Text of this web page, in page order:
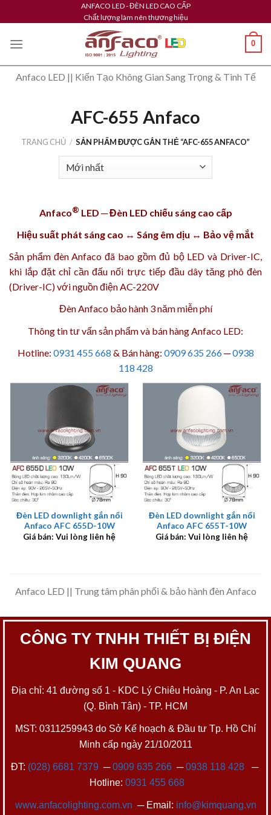
to
content
ANFACO LED - ĐÈN LED CAO CẤP
Chất lượng làm nên thương hiệu
0
Anfaco LED || Kiến Tạo Không Gian Sang Trọng & Tinh Tế
AFC-655 Anfaco
TRANG CHỦ / SẢN PHẨM ĐƯỢC GẮN THẺ “AFC-655 ANFACO”
Anfaco® LED ─ Đèn LED chiếu sáng cao cấp
Hiệu suất phát sáng cao ↔ Sáng êm dịu ↔ Bảo vệ mắt
Sản phẩm đèn Anfaco đã bao gồm đủ bộ LED và Driver-IC,
khi lắp đặt chỉ cần đấu nối trực tiếp đầu dây tăng phô đèn
(Driver-IC) với nguồn điện AC-220V
Đèn Anfaco bảo hành 3 nămmiễn phí
Thông tin tư vấn sản phẩm và bán hàng Anfaco LED:
Hotline: 0931 455 668 & Bán hàng: 0909 635 266─0938
118 428
Đèn LED downlight gắn nổi
Anfaco AFC 655D-10W
Giá bán: Vui lòng liên hệ
Đèn LED downlight gắn nổi
Anfaco AFC 655T-10W
Giá bán: Vui lòng liên hệ
Anfaco LED || Trung tâm phân phối & bảo hành đèn Anfaco
CÔNG TY TNHH THIẾT BỊ ĐIỆN
KIM QUANG
Địa chỉ: 41 đường số 1 - KDC Lý Chiêu Hoàng - P. An Lạc
(Q. Bình Tân) - TP. HCM
MST: 0311259943 do Sở Kế hoạch & Đầu tư Tp. Hồ Chí
Minh cấp ngày 21/10/2011
ĐT: (028) 6681 7379 ─0909 635 266─0938 118 428─
Hotline: 0931 455 668
www.anfacolighting.com.vn ─ Email: info@kimquang.vn